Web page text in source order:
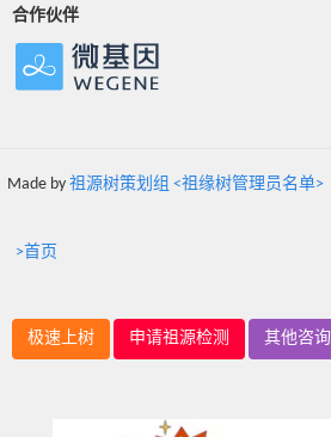
合作伙伴
Made by 祖源树策划组 <祖缘树管理员名单>
>首页
极速上树 申请祖源检测 其他咨询